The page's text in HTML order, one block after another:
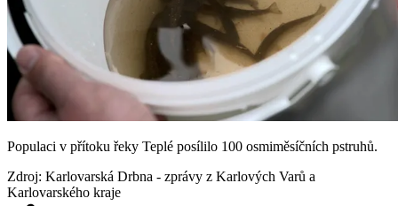
Populaci v přítoku řeky Teplé posílilo 100 osmiměsíčních pstruhů.
Zdroj: Karlovarská Drbna - zprávy z Karlových Varů a
Karlovarského kraje